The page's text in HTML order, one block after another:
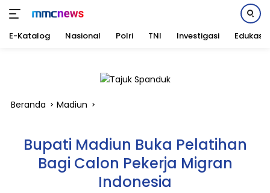
E-Katalog Nasional Polri TNI Investigasi Edukasi
Beranda Madiun
Bupati Madiun Buka Pelatihan
Bagi Calon Pekerja Migran
Indonesia